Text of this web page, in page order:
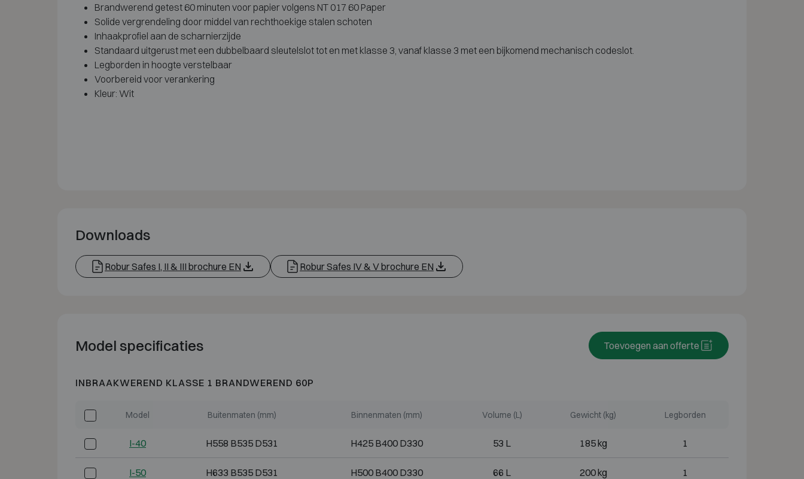
Brandwerend getest 60 minuten voor papier volgens NT 017 60 Paper
Solide vergrendeling door middel van rechthoekige stalen schoten
Inhaakprofiel aan de scharnierzijde
Standaard uitgerust met een dubbelbaard sleutelslot tot en met klasse 3, vanaf klasse 3 met een bijkomend mechanisch codeslot.
Legborden in hoogte verstelbaar
Voorbereid voor verankering
Kleur: Wit
Downloads
Robur Safes I, II & III brochure EN Robur Safes IV & V brochure EN
Model specificaties Toevoegen aan offerte
INBRAAKWEREND KLASSE 1 BRANDWEREND 60P
Model Buitenmaten (mm) Binnenmaten (mm) Volume (L) Gewicht (kg) Legborden
I-40 H558 B535 D531 H425 B400 D330 53 L 185 kg 1
I-50 H633 B535 D531 H500 B400 D330 66 L 200 kg 1